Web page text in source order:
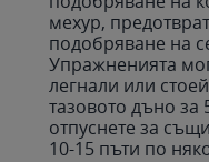
мехур,
подобряване на
Упражненията
легнали или
тазовото дъно за
отпуснете за
10-15 пъти по